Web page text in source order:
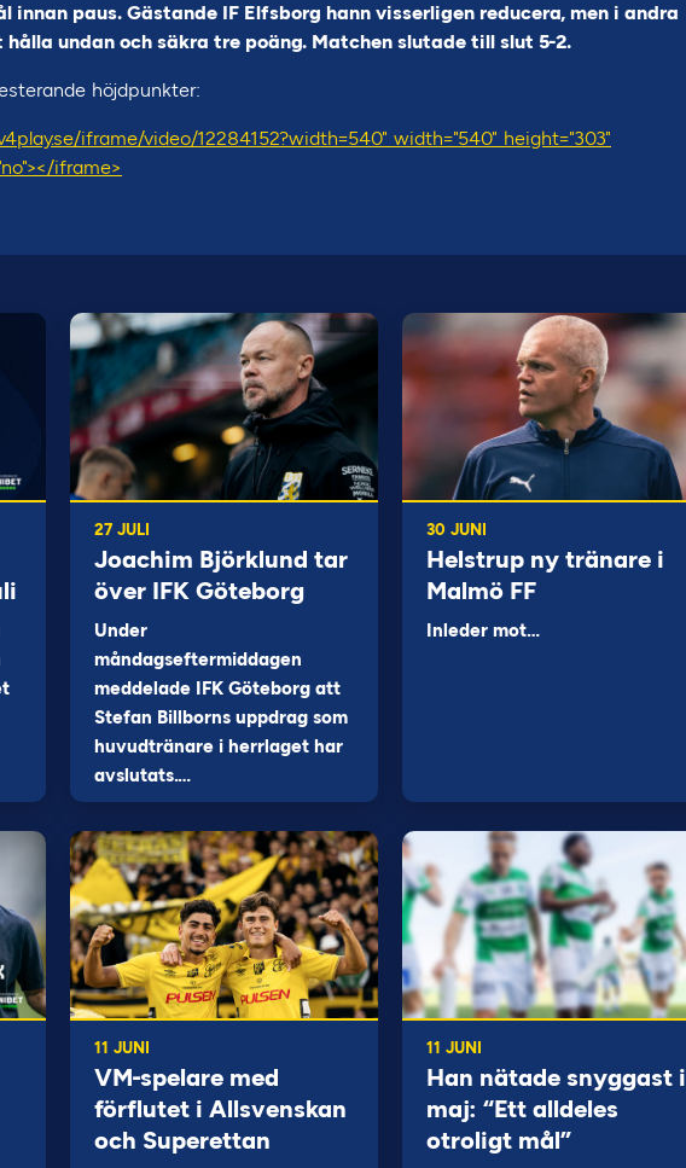
innan paus. Gästande IF Elfsborg hann visserligen reducera, men i andra
hålla undan och säkra tre poäng. Matchen slutade till slut 5-2.
höjdpunkter:
iframe/video/12284152?width=540" width="540" height="303"
iframe>
27 JULI
Joachim Björklund tar
över IFK Göteborg
Under
måndagseftermiddagen
meddelade IFK Göteborg att
Stefan Billborns uppdrag som
huvudtränare i herrlaget har
avslutats.…
30 JUNI
Helstrup ny tränare i
Malmö FF
Inleder mot…
11 JUNI
VM-spelare med
förflutet i Allsvenskan
och Superettan
11 JUNI
Han nätade snyggast i
maj: “Ett alldeles
otroligt mål”